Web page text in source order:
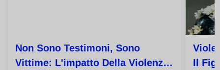
Non Sono Testimoni, Sono
Vittime: L'impatto Della Violenza
Il